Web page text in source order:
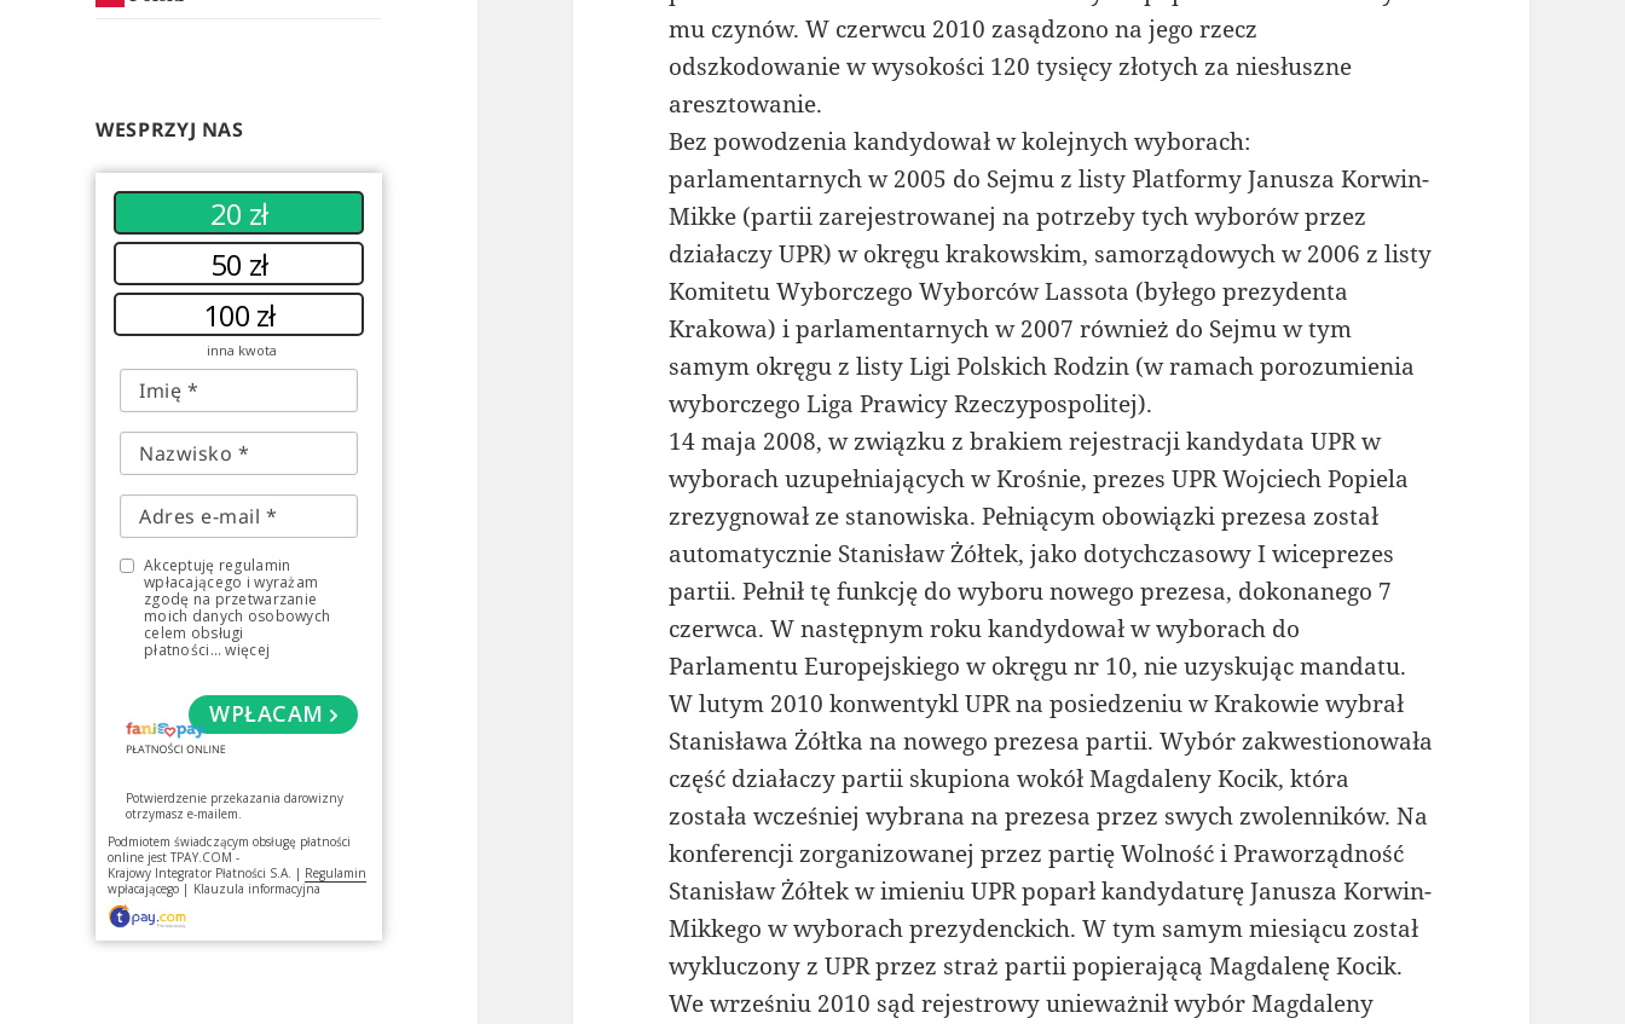
WESPRZYJ NAS
20 zł
50 zł
100 zł
inna kwota
Akceptuję regulamin
wpłacającego i wyrażam
zgodę na przetwarzanie
moich danych osobowych
celem obsługi
płatności... więcej
WPŁACAM
Potwierdzenie przekazania darowizny
otrzymasz e-mailem.
Podmiotem świadczącym obsługę płatności
online jestTPAY.COM -
Krajowy Integrator Płatności S.A. | Regulamin
wpłacającego | Klauzula informacyjna
mu czynów. W czerwcu 2010 zasądzono na jego rzecz
odszkodowanie w wysokości 120 tysięcy złotych za niesłuszne
aresztowanie.
Bez powodzenia kandydował w kolejnych wyborach:
parlamentarnych w 2005 do Sejmu z listy Platformy Janusza Korwin-
Mikke (partii zarejestrowanej na potrzeby tych wyborów przez
działaczy UPR) w okręgu krakowskim, samorządowych w 2006 z listy
Komitetu Wyborczego Wyborców Lassota (byłego prezydenta
Krakowa) i parlamentarnych w 2007 również do Sejmu w tym
samym okręgu z listy Ligi Polskich Rodzin (w ramach porozumienia
wyborczego Liga Prawicy Rzeczypospolitej).
14 maja 2008, w związku z brakiem rejestracji kandydata UPR w
wyborach uzupełniających w Krośnie, prezes UPR Wojciech Popiela
zrezygnował ze stanowiska. Pełniącym obowiązki prezesa został
automatycznie Stanisław Żółtek, jako dotychczasowy I wiceprezes
partii. Pełnił tę funkcję do wyboru nowego prezesa, dokonanego 7
czerwca. W następnym roku kandydował w wyborach do
Parlamentu Europejskiego w okręgu nr 10, nie uzyskując mandatu.
W lutym 2010 konwentykl UPR na posiedzeniu w Krakowie wybrał
Stanisława Żółtka na nowego prezesa partii. Wybór zakwestionowała
część działaczy partii skupiona wokół Magdaleny Kocik, która
została wcześniej wybrana na prezesa przez swych zwolenników. Na
konferencji zorganizowanej przez partię Wolność i Praworządność
Stanisław Żółtek w imieniu UPR poparł kandydaturę Janusza Korwin-
Mikkego w wyborach prezydenckich. W tym samym miesiącu został
wykluczony z UPR przez straż partii popierającą Magdalenę Kocik.
We wrześniu 2010 sąd rejestrowy unieważnił wybór Magdaleny